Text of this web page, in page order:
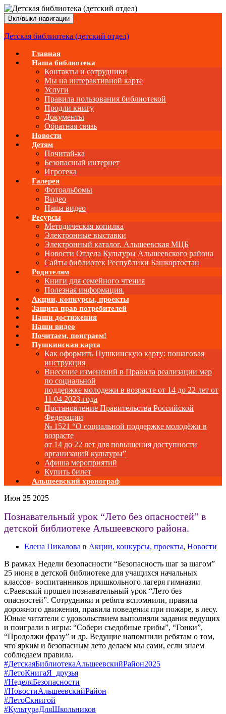
Вкл/выкл навигации
Детская библиотека (детский отдел)
Главная
Наша библиотека
Контакты и сотрудники
Мы на интерактивной карте
Услуги
Правила пользования библиотекой
Продли книгу
Документы
Обратная связь
Новости
Детям
Почитай-ка
Безопасный интернет
Игротека
Галерея
Фотоальбомы
Видео
Наша видео
Ресурсы
Методическая копилка
Электронные выставки
Электронный каталог. Альшеевская МЦБ
Новости Отдела Культуры Альшеевского района
Сайты библиотек Республики Башкортостан
Родителям
Книги для семейного чтения
Полезная информация.
Акции, конкурсы, проекты
Защита прав потребителей
Наши достижения
Наши видео
Почитаем, поиграем!
Пушкинская карта
Как оформить Пушкинскую карту: пошаговая
инструкция
Внесение изменений в Правила реализации мер
по социальной
поддержке молодежи в возрасте от 14 до 22 лет от
11.04.2023 года
Постановление Правительства Российской
Федерации
№ 1521 “О социальной поддержке молодёжи в
возрасте
от 14 до 22 лет для повышения доступности
организаций культуры”
Афиша мероприятий
Купить билет
Альшеевский хронограф
Июн 25 2025
Познавательный урок “Лето без опасностей” в
детской библиотеке Альшеевского района.
Елена Пикалова в Акции, конкурсы, проекты, Новости
В рамках Недели безопасности “Безопасность шаг за шагом”
25 июня в детской библиотеке для учащихся начальных
классов- воспитанников пришкольного лагеря гимназии
с.Раевский прошел познавательный урок “Лето без
опасностей”. Сотрудники и ребята вспомнили, правила
дорожного движения, правила поведения при пожаре, в лесу.
Юные читатели с удовольствием выполняли задания ведущих
и поиграли в игры: “Собери съедобные грибы”, “Гонки”,
“Продолжи фразу” и др. Ведущие напомнили ребятам о том,
что ярким и безопасным лето делаем мы сами, если знаем
соблюдаем правила.
#ДетскаяБиблиотекаАльшеевскийРайон2025
#ЛетоКнигаЯ_друзья
#НеделяБезопасности
#НовостиАльшеевскийРайон
#ЛетоСкнигой
#КультураДляШкольников